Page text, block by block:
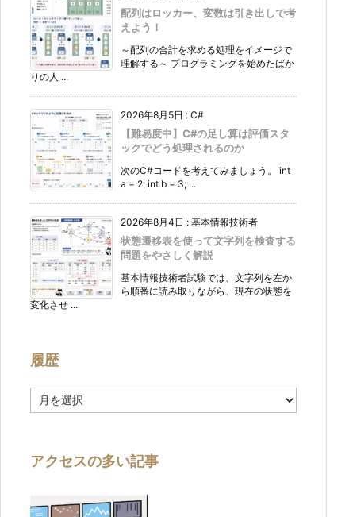
配列はロッカー、変数は引き出しで考
えよう！
～配列の合計を求める処理をイメージで
理解する～ プログラミングを始めたばか
りの人 ...
2026年8月5日 : C#
【難易度中】C#の足し算は評価スタ
ックでどう処理されるのか
次のC#コードを考えてみましょう。 int
a = 2; int b = 3; ...
2026年8月4日 : 基本情報技術者
状態遷移表を使って文字列を検査する
問題をやさしく解説
基本情報技術者試験では、文字列を左か
ら順番に読み取りながら、現在の状態を
変化させ ...
履歴
歴
アクセスの多い記事